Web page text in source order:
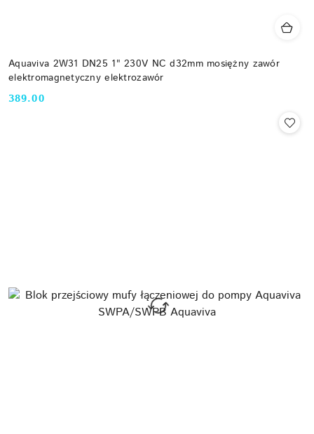
Aquaviva 2W31 DN25 1" 230V NC d32mm mosiężny zawór
elektromagnetyczny elektrozawór
Cena:
389.00